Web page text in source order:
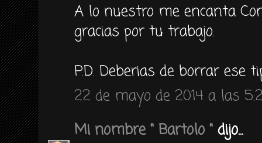
A lo nuestro me encanta
gracias por tu trabajo.
P.D. Deberias de borrar ese
22 de mayo de 2014 a las
Mi nombre " Bartolo " dijo...